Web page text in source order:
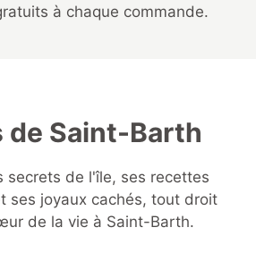
à chaque commande.
de Saint-Barth
secrets de l'île, ses recettes
ses joyaux cachés, tout droit
de la vie à Saint-Barth.